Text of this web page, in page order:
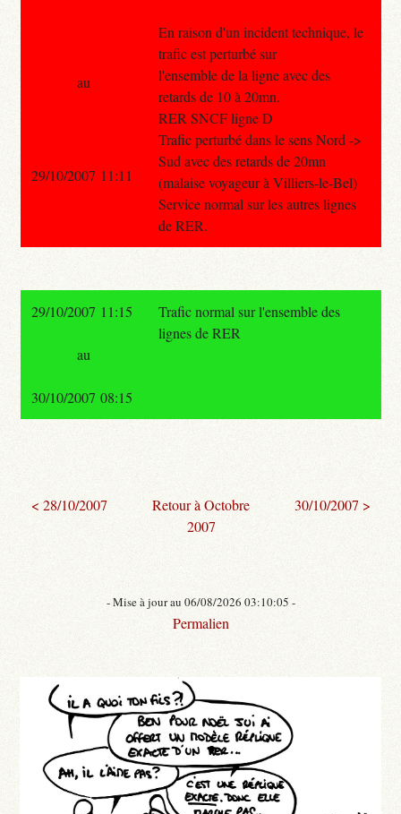
En raison d'un incident technique, le
trafic est perturbé sur
l'ensemble de la ligne avec des
retards de 10 à 20mn.
RER SNCF ligne D
Trafic perturbé dans le sens Nord ->
Sud avec des retards de 20mn
(malaise voyageur à Villiers-le-Bel)
Service normal sur les autres lignes
de RER.
au
29/10/2007 11:11
29/10/2007 11:15
Trafic normal sur l'ensemble des
lignes de RER
au
30/10/2007 08:15
< 28/10/2007
Retour à Octobre
2007
30/10/2007 >
- Mise à jour au 06/08/2026 03:10:05 -
Permalien